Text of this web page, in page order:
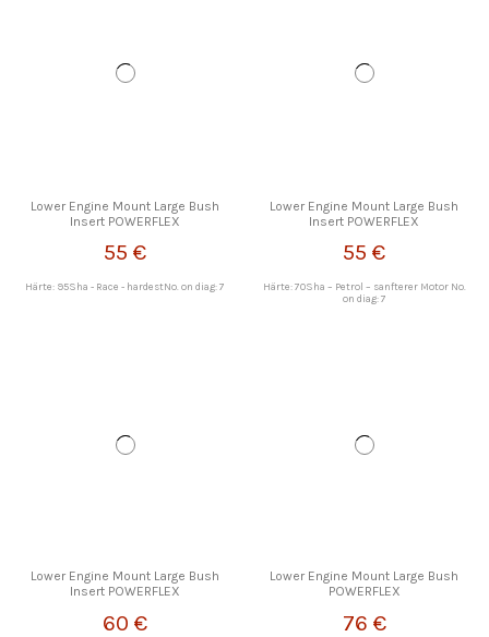
Lower Engine Mount Large Bush
Insert POWERFLEX
55 €
Härte: 95Sha - Race - hardestNo. on diag: 7
Lower Engine Mount Large Bush
Insert POWERFLEX
55 €
Härte: 70Sha – Petrol – sanfterer Motor No.
on diag: 7
Lower Engine Mount Large Bush
Insert POWERFLEX
60 €
Lower Engine Mount Large Bush
POWERFLEX
76 €